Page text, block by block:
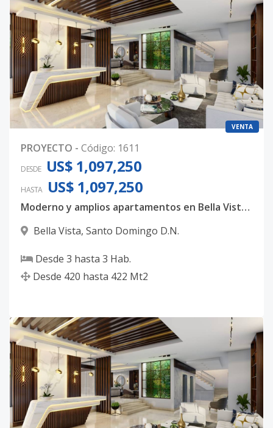
VENTA
PROYECTO - Código: 1611
DESDE US$ 1,097,250
HASTA US$ 1,097,250
Moderno y amplios apartamentos en Bella Vista, con 3 habitaciones, 3.5 baños y 4 parqueos techados
Bella Vista, Santo Domingo D.N.
Desde 3 hasta 3 Hab.
Desde 420 hasta 422 Mt2